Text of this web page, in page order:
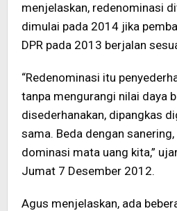
menjelaskan, redenominasi
dimulai pada 2014 jika
DPR pada 2013 berjalan
“Redenominasi itu
tanpa mengurangi nilai daya
disederhanakan, dipangkas
sama. Beda dengan
dominasi mata uang kita,”
Jumat 7 Desember 2012.
Agus menjelaskan, ada